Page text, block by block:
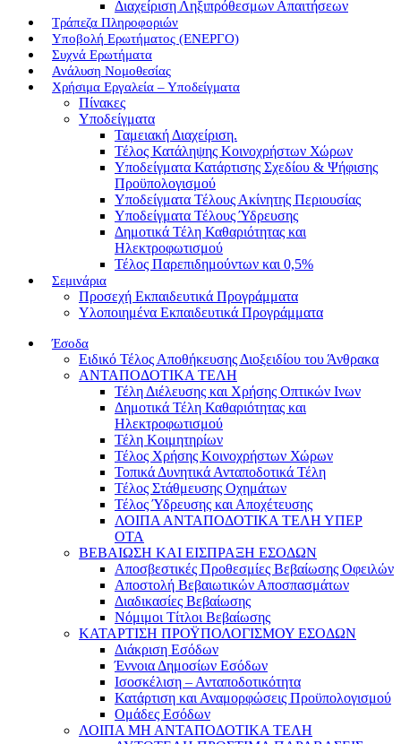
Διαχείριση Ληξιπρόθεσμων Απαιτήσεων
Τράπεζα Πληροφοριών
Υποβολή Ερωτήματος (ΕΝΕΡΓΟ)
Συχνά Ερωτήματα
Ανάλυση Νομοθεσίας
Χρήσιμα Εργαλεία – Υποδείγματα
Πίνακες
Υποδείγματα
Ταμειακή Διαχείριση.
Τέλος Κατάληψης Κοινοχρήστων Χώρων
Υποδείγματα Κατάρτισης Σχεδίου & Ψήφισης
Προϋπολογισμού
Υποδείγματα Τέλους Ακίνητης Περιουσίας
Υποδείγματα Τέλους Ύδρευσης
Δημοτικά Τέλη Καθαριότητας και
Ηλεκτροφωτισμού
Τέλος Παρεπιδημούντων και 0,5%
Σεμινάρια
Προσεχή Εκπαιδευτικά Προγράμματα
Υλοποιημένα Εκπαιδευτικά Προγράμματα
Έσοδα
Ειδικό Τέλος Αποθήκευσης Διοξειδίου του Άνθρακα
ΑΝΤΑΠΟΔΟΤΙΚΑ ΤΕΛΗ
Τέλη Διέλευσης και Χρήσης Οπτικών Ινων
Δημοτικά Τέλη Καθαριότητας και
Ηλεκτροφωτισμού
Τέλη Κοιμητηρίων
Τέλος Χρήσης Κοινοχρήστων Χώρων
Τοπικά Δυνητικά Ανταποδοτικά Τέλη
Τέλος Στάθμευσης Οχημάτων
Τέλος Ύδρευσης και Αποχέτευσης
ΛΟΙΠΑ ΑΝΤΑΠΟΔΟΤΙΚΑ ΤΕΛΗ ΥΠΕΡ
ΟΤΑ
ΒΕΒΑΙΩΣΗ ΚΑΙ ΕΙΣΠΡΑΞΗ ΕΣΟΔΩΝ
Αποσβεστικές Προθεσμίες Βεβαίωσης Οφειλών
Αποστολή Βεβαιωτικών Αποσπασμάτων
Διαδικασίες Βεβαίωσης
Νόμιμοι Τίτλοι Βεβαίωσης
ΚΑΤΑΡΤΙΣΗ ΠΡΟΫΠΟΛΟΓΙΣΜΟΥ ΕΣΟΔΩΝ
Διάκριση Εσόδων
Έννοια Δημοσίων Εσόδων
Ισοσκέλιση – Ανταποδοτικότητα
Κατάρτιση και Αναμορφώσεις Προϋπολογισμού
Ομάδες Εσόδων
ΛΟΙΠΑ ΜΗ ΑΝΤΑΠΟΔΟΤΙΚΑ ΤΕΛΗ